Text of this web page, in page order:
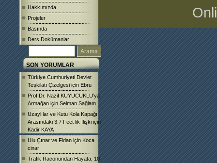
Hakkımızda
Projeler
Basında
Ders Dokümanları
SON YORUMLAR
Türkiye Cumhuriyeti Devlet
Teşkilatı Çizelgesi için Ebru
Prof.Dr. Nazif KUYUCUKLU’ya
Armağan için Selman Sağlam
Uzaylılar ve Kutu Kola Kapağı
Arasındaki 3.7 Feet lik İlişki için
Kadir KAYA
Ulu Çınar ve Fidan için Koca
cinar
Trafik Raconundan Hayata, 10